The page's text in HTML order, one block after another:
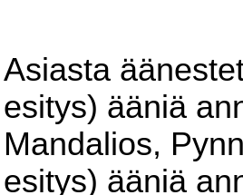
Asiasta
esitys) ääniä
Mandalios,
esitys) ääniä